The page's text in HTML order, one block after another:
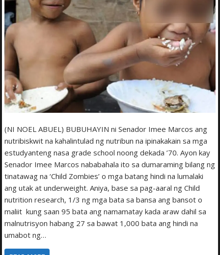
(NI NOEL ABUEL) BUBUHAYIN ni Senador Imee Marcos ang
nutribiskwit na kahalintulad ng nutribun na ipinakakain sa mga
estudyanteng nasa grade school noong dekada ’70. Ayon kay
Senador Imee Marcos nababahala ito sa dumaraming bilang ng
tinatawag na ‘Child Zombies’ o mga batang hindi na lumalaki
ang utak at underweight. Aniya, base sa pag-aaral ng Child
nutrition research, 1/3 ng mga bata sa bansa ang bansot o
maliit kung saan 95 bata ang namamatay kada araw dahil sa
malnutrisyon habang 27 sa bawat 1,000 bata ang hindi na
umabot ng…